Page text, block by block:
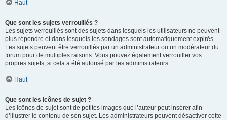
Haut
Que sont les sujets verrouillés ?
Les sujets verrouillés sont des sujets dans lesquels les utilisateurs ne peuvent
plus répondre et dans lesquels les sondages sont automatiquement expirés.
Les sujets peuvent être verrouillés par un administrateur ou un modérateur du
forum pour de multiples raisons. Vous pouvez également verrouiller vos
propres sujets, si cela a été autorisé par les administrateurs.
Haut
Que sont les icônes de sujet ?
Les icônes de sujet sont de petites images que l’auteur peut insérer afin
d’illustrer le contenu de son sujet. Les administrateurs peuvent désactiver cette